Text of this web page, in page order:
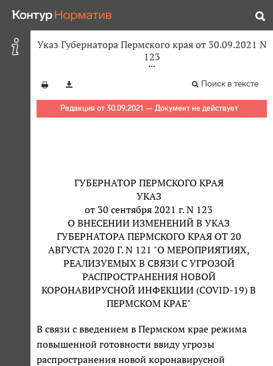
Указ Губернатора Пермского края от 30.09.2021 N
123
Поиск в тексте
Редакция от 30.09.2021 — Документ не действует
ГУБЕРНАТОР ПЕРМСКОГО КРАЯ
УКАЗ
от 30 сентября 2021 г. N 123
О ВНЕСЕНИИ ИЗМЕНЕНИЙ В УКАЗ
ГУБЕРНАТОРА ПЕРМСКОГО КРАЯ ОТ 20
АВГУСТА 2020 Г. N 121 "О МЕРОПРИЯТИЯХ,
РЕАЛИЗУЕМЫХ В СВЯЗИ С УГРОЗОЙ
РАСПРОСТРАНЕНИЯ НОВОЙ
КОРОНАВИРУСНОЙ ИНФЕКЦИИ (COVID-19) В
ПЕРМСКОМ КРАЕ"
В связи с введением в Пермском крае режима
повышенной готовности ввиду угрозы
распространения новой коронавирусной